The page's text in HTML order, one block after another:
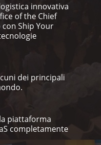
innovativa
of the Chief
Ship Your
dei principali
piattaforma
completamente